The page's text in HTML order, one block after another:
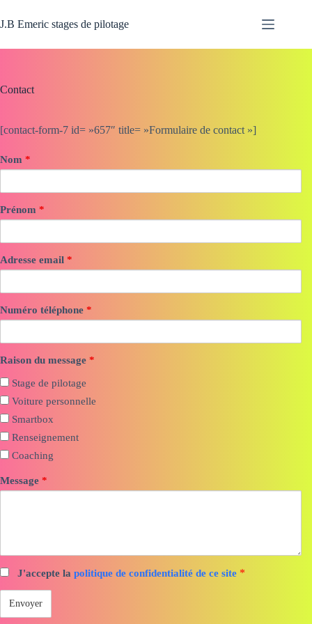
au
contenu
J.B Emeric stages de pilotage
Contact
[contact-form-7 id= »657″ title= »Formulaire de contact »]
Nom *
Prénom *
Adresse email *
Numéro téléphone *
Raison du message *
Stage de pilotage
Voiture personnelle
Smartbox
Renseignement
Coaching
Message *
J'accepte la politique de confidentialité de ce site *